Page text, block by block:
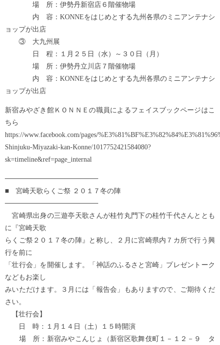
場 所：伊勢丹新宿店６階催物場
内 容：KONNEをはじめとする九州各県のミニアンテナシ
ョップが出店
③ 大九州展
日 程：１月２５日（水）～３０日（月）
場 所：伊勢丹立川店７階催物場
内 容：KONNEをはじめとする九州各県のミニアンテナシ
ョップが出店
新宿みやざき館ＫＯＮＮＥの職員によるフェイスブックページはこ
ちら
https://www.facebook.com/pages/
Shinjuku-Miyazaki-kan-Konne/1017752421584080?
sk=timeline&ref=page_internal
───────────────────
■ 宮崎天歌らくご祭 ２０１７冬の陣
───────────────────
宮崎県出身の三遊亭天歌さんが桂竹丸門下の桂竹千代さんととも
に『宮崎天歌
らくご祭２０１７冬の陣』と称し、２月に宮崎県内７カ所で行う興
行を前に
「壮行会」を開催します。「神話のふるさと宮崎」プレゼントーク
などもお楽し
みいただけます。３月には「報告会」もありますので、ご期待くだ
さい。
【壮行会】
日 時：１月１４日（土）１５時開演
場 所：新宿みやこんじょ（新宿区歌舞伎町１－１２－９ タ